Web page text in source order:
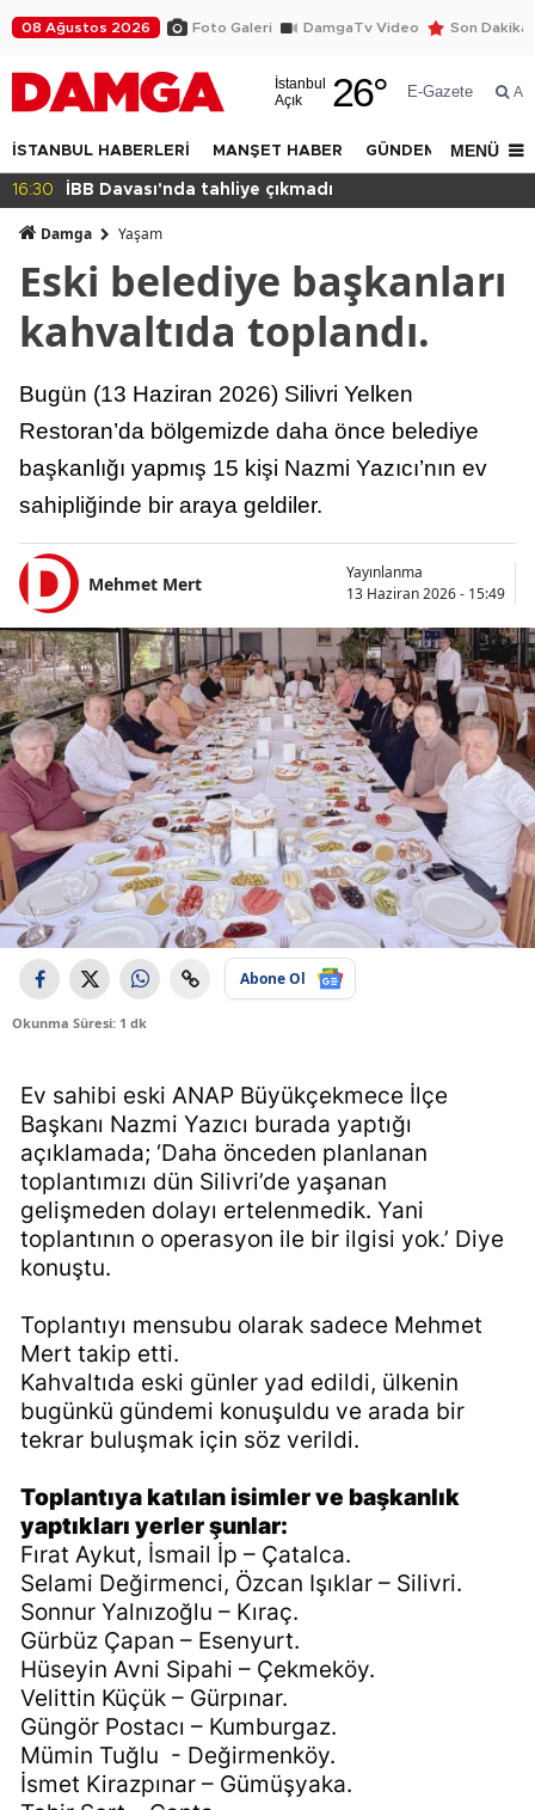
08 Ağustos 2026 Foto Galeri DamgaTv Video Son Dakika
İstanbul
Açık
26° E-Gazete Ara
İSTANBUL HABERLERİ MANŞET HABER GÜNDEM DÜNYA
MENÜ
tahliye çıkmadı
Damga Yaşam
Eski belediye başkanları
kahvaltıda toplandı.
Bugün (13 Haziran 2026) Silivri Yelken
Restoran’da bölgemizde daha önce belediye
başkanlığı yapmış 15 kişi Nazmi Yazıcı’nın ev
sahipliğinde bir araya geldiler.
Mehmet Mert
Yayınlanma
13 Haziran 2026 - 15:49
Abone Ol
Okunma Süresi: 1 dk
Ev sahibi eski ANAP Büyükçekmece İlçe
Başkanı Nazmi Yazıcı burada yaptığı
açıklamada; ‘Daha önceden planlanan
toplantımızı dün Silivri’de yaşanan
gelişmeden dolayı ertelenmedik. Yani
toplantının o operasyon ile bir ilgisi yok.’ Diye
konuştu.
Toplantıyı mensubu olarak sadece Mehmet
Mert takip etti.
Kahvaltıda eski günler yad edildi, ülkenin
bugünkü gündemi konuşuldu ve arada bir
tekrar buluşmak için söz verildi.
Toplantıya katılan isimler ve başkanlık
yaptıkları yerler şunlar:
Fırat Aykut, İsmail İp – Çatalca.
Selami Değirmenci, Özcan Işıklar – Silivri.
Sonnur Yalnızoğlu – Kıraç.
Gürbüz Çapan – Esenyurt.
Hüseyin Avni Sipahi – Çekmeköy.
Velittin Küçük – Gürpınar.
Güngör Postacı – Kumburgaz.
Mümin Tuğlu - Değirmenköy.
İsmet Kirazpınar – Gümüşyaka.